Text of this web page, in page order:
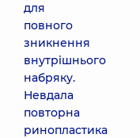
для
повного
зникнення
внутрішнього
набряку.
Невдала
повторна
ринопластика